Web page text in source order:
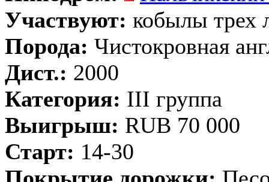
Участвуют: кобылы трех
Порода: Чистокровная
Дист.: 2000
Категория: III группа
Выигрыш: RUB 70 000
Старт: 14-30